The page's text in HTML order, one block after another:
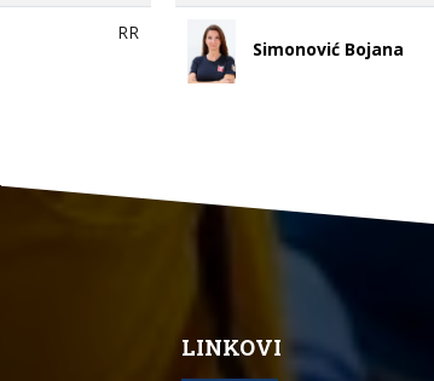
RR
Simonović Bojana
LINKOVI